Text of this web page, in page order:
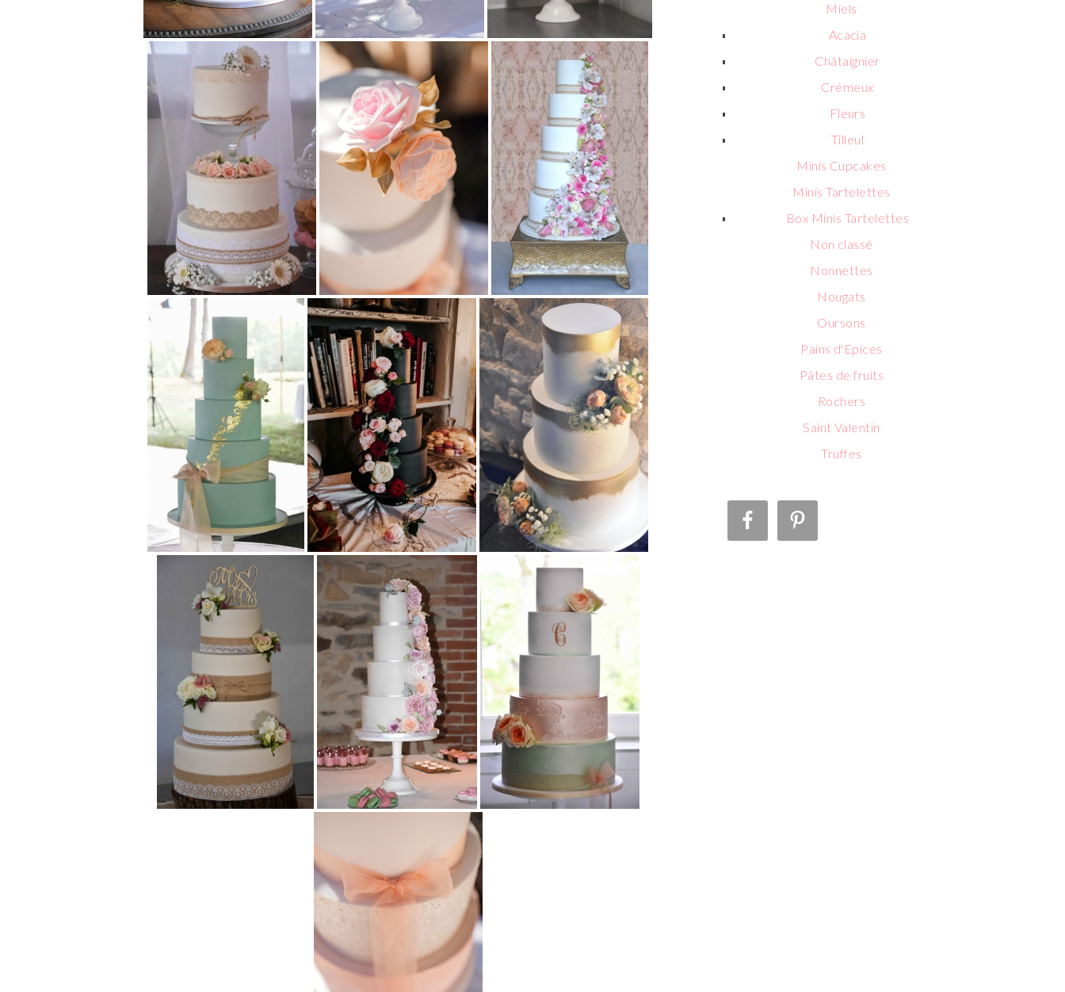
Miels
Acacia
Châtaignier
Crémeux
Fleurs
Tilleul
Minis Cupcakes
Minis Tartelettes
Box Minis Tartelettes
Non classé
Nonnettes
Nougats
Oursons
Pains d'Epices
Pâtes de fruits
Rochers
Saint Valentin
Truffes